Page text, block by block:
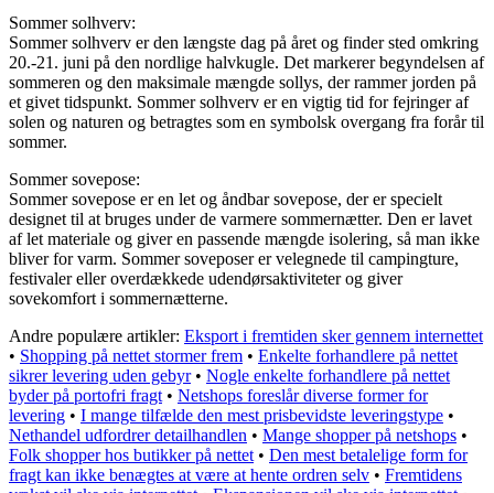
Sommer solhverv:
Sommer solhverv er den længste dag på året og finder sted omkring
20.-21. juni på den nordlige halvkugle. Det markerer begyndelsen af
sommeren og den maksimale mængde sollys, der rammer jorden på
et givet tidspunkt. Sommer solhverv er en vigtig tid for fejringer af
solen og naturen og betragtes som en symbolsk overgang fra forår til
sommer.
Sommer sovepose:
Sommer sovepose er en let og åndbar sovepose, der er specielt
designet til at bruges under de varmere sommernætter. Den er lavet
af let materiale og giver en passende mængde isolering, så man ikke
bliver for varm. Sommer soveposer er velegnede til campingture,
festivaler eller overdækkede udendørsaktiviteter og giver
sovekomfort i sommernætterne.
Andre populære artikler: Eksport i fremtiden sker gennem internettet
• Shopping på nettet stormer frem • Enkelte forhandlere på nettet
sikrer levering uden gebyr• Nogle enkelte forhandlere på nettet
byder på portofri fragt • Netshops foreslår diverse former for
levering • I mange tilfælde den mest prisbevidste leveringstype •
Nethandel udfordrer detailhandlen • Mange shopper på netshops •
Folk shopper hos butikker på nettet • Den mest betalelige form for
fragt kan ikke benægtes at være at hente ordren selv • Fremtidens